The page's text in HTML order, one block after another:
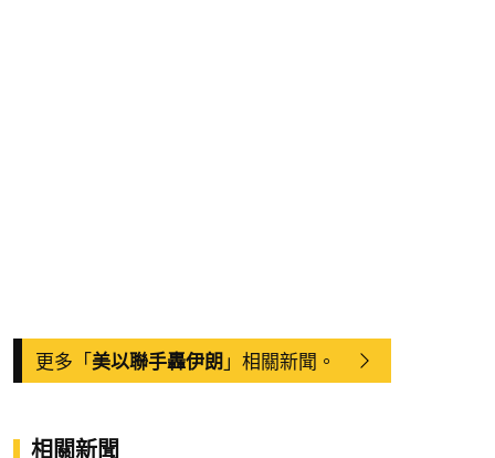
更多「美以聯手轟伊朗」相關新聞。
相關新聞